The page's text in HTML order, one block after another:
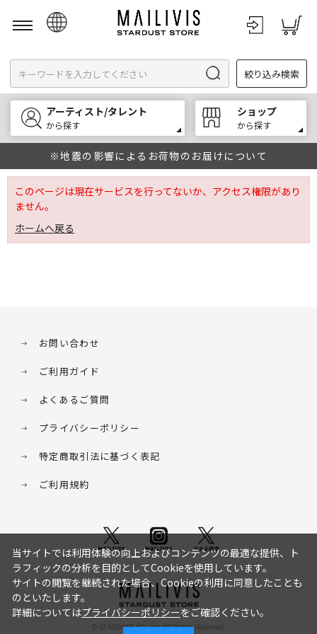
English
한국어
中文
絞り込み検索
アーティスト/タレント
から探す
ショップ
から探す
※地震の影響によるお荷物のお届けについて
このページは現在サービスを行ってないか、アクセス権限があり
ません。
ホームへ戻る
お問い合わせ
ご利用ガイド
よくあるご質問
プライバシーポリシー
特定商取引法に基づく表記
ご利用規約
© STARDUST HD. inc. All Rights Reserved.
当サイトでは利用体験の向上およびコンテンツの最適な提供、ト
ラフィックの分析を目的としてCookieを使用しています。
サイトの閲覧を継続された場合、Cookieの利用に同意したことも
のといたします。
詳細についてはプライバシーポリシーをご確認ください。